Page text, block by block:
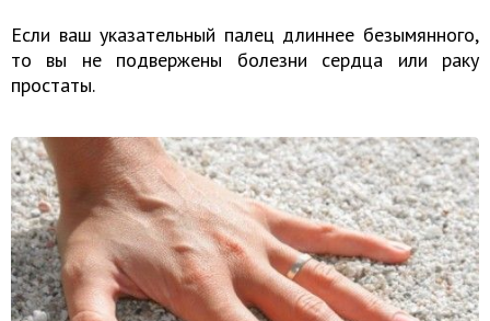
Если ваш указательный палец длиннее безымянного,
то вы не подвержены болезни сердца или раку
простаты.